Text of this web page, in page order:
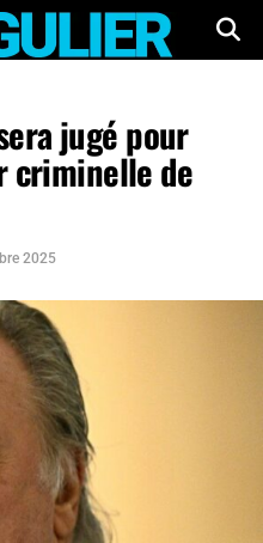
jugé pour
criminelle de
2025